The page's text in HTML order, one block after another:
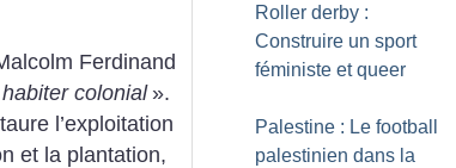
Ferdinand
habiter colonial ».
l’exploitation
et la plantation,
Roller derby :
Construire un sport
féministe et queer
Palestine : Le football
palestinien dans la